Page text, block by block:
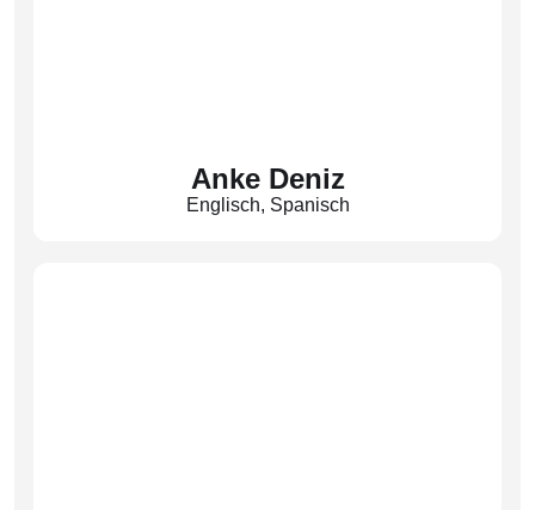
Anke Deniz
Englisch, Spanisch